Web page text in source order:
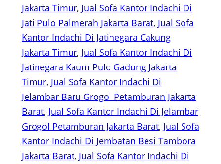
Jakarta Timur, Jual Sofa Kantor Indachi Di
Jati Pulo Palmerah Jakarta Barat, Jual Sofa
Kantor Indachi Di Jatinegara Cakung
Jakarta Timur, Jual Sofa Kantor Indachi Di
Jatinegara Kaum Pulo Gadung Jakarta
Timur, Jual Sofa Kantor Indachi Di
Jelambar Baru Grogol Petamburan Jakarta
Barat, Jual Sofa Kantor Indachi Di Jelambar
Grogol Petamburan Jakarta Barat, Jual Sofa
Kantor Indachi Di Jembatan Besi Tambora
Jakarta Barat, Jual Sofa Kantor Indachi Di